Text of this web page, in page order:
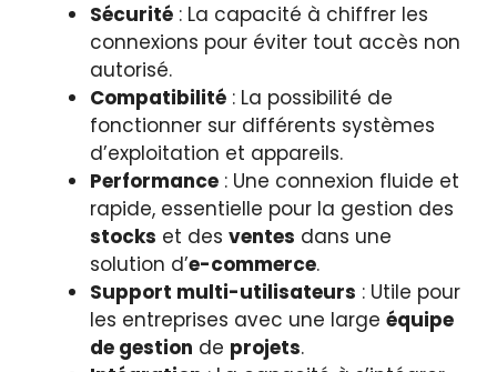
Sécurité : La capacité à chiffrer les
connexions pour éviter tout accès non
autorisé.
Compatibilité : La possibilité de
fonctionner sur différents systèmes
d’exploitation et appareils.
Performance : Une connexion fluide et
rapide, essentielle pour la gestion des
stocks et des ventes dans une
solution d’e-commerce.
Support multi-utilisateurs : Utile pour
les entreprises avec une large équipe
de gestion de projets.